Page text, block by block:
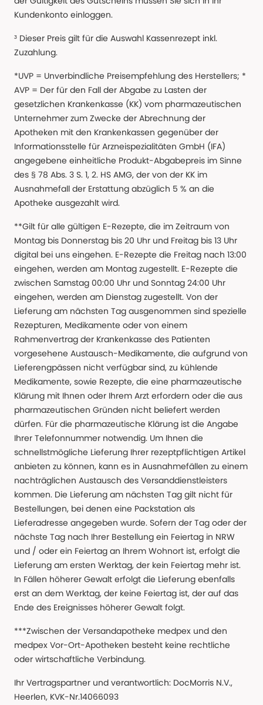
Kundenkonto einloggen.
³ Dieser Preis gilt für die Auswahl Kassenrezept inkl.
Zuzahlung.
*UVP = Unverbindliche Preisempfehlung des Herstellers; *
AVP = Der für den Fall der Abgabe zu Lasten der
gesetzlichen Krankenkasse (KK) vom pharmazeutischen
Unternehmer zum Zwecke der Abrechnung der
Apotheken mit den Krankenkassen gegenüber der
Informationsstelle für Arzneispezialitäten GmbH (IFA)
angegebene einheitliche Produkt-Abgabepreis im Sinne
des § 78 Abs. 3 S. 1, 2. HS AMG, der von der KK im
Ausnahmefall der Erstattung abzüglich 5 % an die
Apotheke ausgezahlt wird.
**Gilt für alle gültigen E-Rezepte, die im Zeitraum von
Montag bis Donnerstag bis 20 Uhr und Freitag bis 13 Uhr
digital bei uns eingehen. E-Rezepte die Freitag nach 13:00
eingehen, werden am Montag zugestellt. E-Rezepte die
zwischen Samstag 00:00 Uhr und Sonntag 24:00 Uhr
eingehen, werden am Dienstag zugestellt. Von der
Lieferung am nächsten Tag ausgenommen sind spezielle
Rezepturen, Medikamente oder von einem
Rahmenvertrag der Krankenkasse des Patienten
vorgesehene Austausch-Medikamente, die aufgrund von
Lieferengpässen nicht verfügbar sind, zu kühlende
Medikamente, sowie Rezepte, die eine pharmazeutische
Klärung mit Ihnen oder Ihrem Arzt erfordern oder die aus
pharmazeutischen Gründen nicht beliefert werden
dürfen. Für die pharmazeutische Klärung ist die Angabe
Ihrer Telefonnummer notwendig. Um Ihnen die
schnellstmögliche Lieferung Ihrer rezeptpflichtigen Artikel
anbieten zu können, kann es in Ausnahmefällen zu einem
nachträglichen Austausch des Versanddienstleisters
kommen. Die Lieferung am nächsten Tag gilt nicht für
Bestellungen, bei denen eine Packstation als
Lieferadresse angegeben wurde. Sofern der Tag oder der
nächste Tag nach Ihrer Bestellung ein Feiertag in NRW
und / oder ein Feiertag an Ihrem Wohnort ist, erfolgt die
Lieferung am ersten Werktag, der kein Feiertag mehr ist.
In Fällen höherer Gewalt erfolgt die Lieferung ebenfalls
erst an dem Werktag, der keine Feiertag ist, der auf das
Ende des Ereignisses höherer Gewalt folgt.
***Zwischen der Versandapotheke medpex und den
medpex Vor-Ort-Apotheken besteht keine rechtliche
oder wirtschaftliche Verbindung.
Ihr Vertragspartner und verantwortlich: DocMorris N.V.,
Heerlen, KVK-Nr.14066093